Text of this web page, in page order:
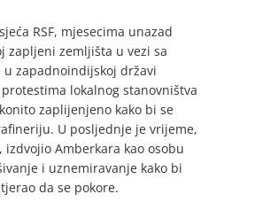
RSF, mjesecima unazad
zapljeni zemljišta u vezi sa
zapadnoindijskoj državi
lokalnog stanovništva
zaplijenjeno kako bi se
U posljednje je vrijeme,
izdvojio Amberkara kao osobu
i uznemiravanje kako bi
da se pokore.